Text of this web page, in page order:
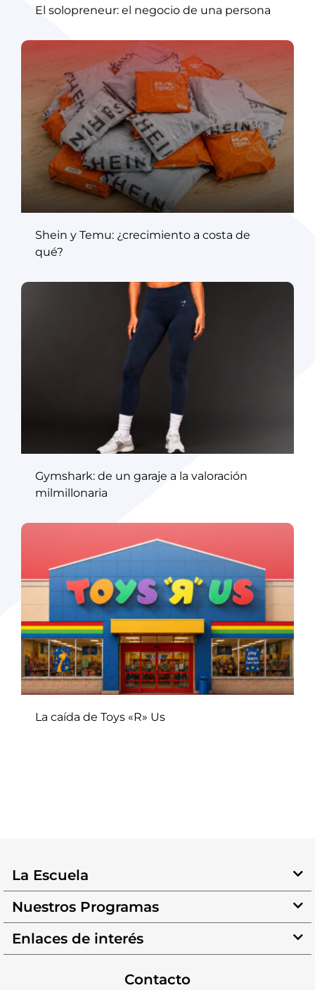
El solopreneur: el negocio de una persona
Shein y Temu: ¿crecimiento a costa de
qué?
Gymshark: de un garaje a la valoración
milmillonaria
La caída de Toys «R» Us
La Escuela
Nuestros Programas
Enlaces de interés
Contacto